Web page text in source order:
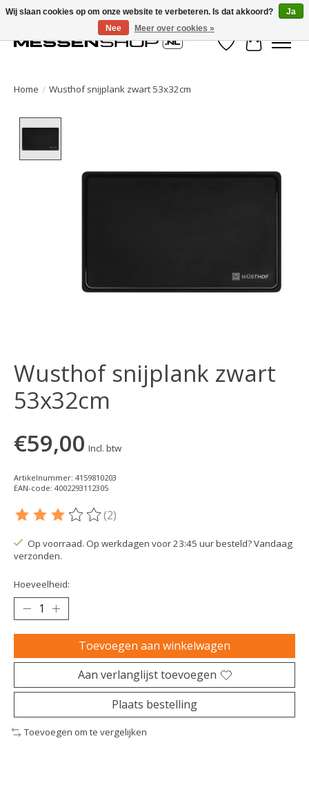
Verlanglijst
Home / Wusthof snijplank zwart 53x32cm
Wusthof snijplank zwart
53x32cm
€59,00 Incl. btw
Artikelnummer: 4159810203
EAN-code: 4002293112305
De beoordeling van dit product is
(2)
Op voorraad. Op werkdagen voor 23:45 uur besteld? Vandaag
verzonden.
Hoeveelheid:
Toevoegen aan winkelwagen
Aan verlanglijst toevoegen
Plaats bestelling
Toevoegen om te vergelijken
Wij slaan cookies op om onze website te verbeteren. Is dat akkoord?
Ja
Nee
Meer over cookies »